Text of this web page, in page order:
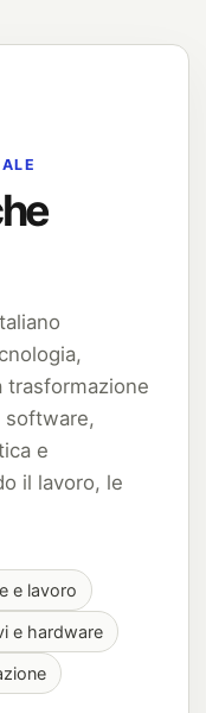
trasformazione
software,
e
il lavoro, le
e lavoro
e hardware